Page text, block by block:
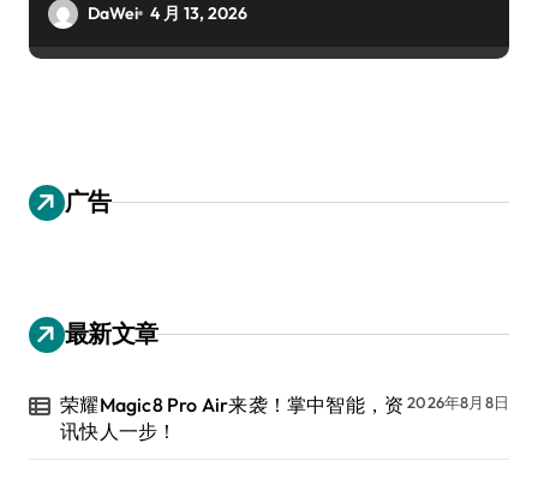
DaWei 4 月 13, 2026
广告
最新文章
荣耀Magic8 Pro Air来袭！掌中智能，资
讯快人一步！
2026年8月8日